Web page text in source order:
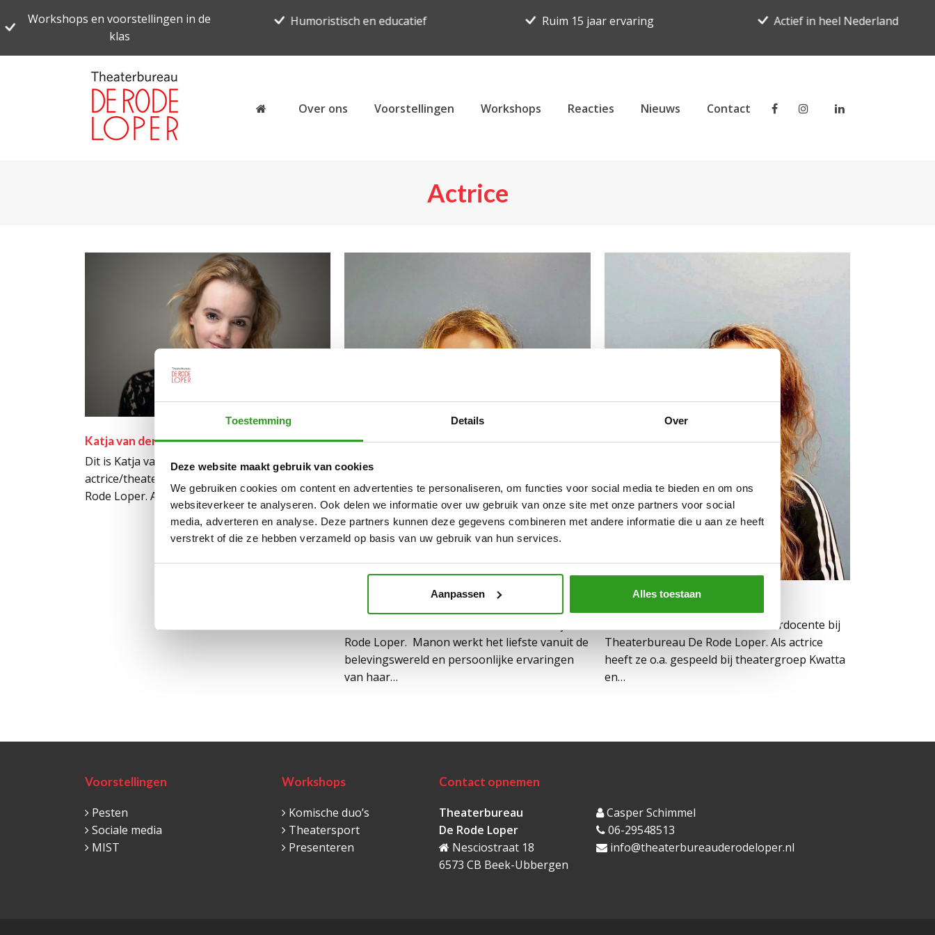
Toestemming Details Over
Deze website maakt gebruik van cookies
We gebruiken cookies om content en advertenties te personaliseren, om functies voor social media te bieden en om ons
websiteverkeer te analyseren. Ook delen we informatie over uw gebruik van onze site met onze partners voor social
media, adverteren en analyse. Deze partners kunnen deze gegevens combineren met andere informatie die u aan ze heeft
verstrekt of die ze hebben verzameld op basis van uw gebruik van hun services.
Aanpassen Alles toestaan
Workshops en voorstellingen in de
klas
Humoristisch en educatief Ruim 15 jaar ervaring Actief in heel Nederland
Over ons Voorstellingen Workshops Reacties Nieuws Contact
Actrice
Katja van der Does
Dit is Katja van der Does. Zij is
actrice/theaterdocent bij Theaterbureau De
Rode Loper. Als actrice heeft ze o.a. gespeeld…
Rode Loper. Manon werkt het liefste vanuit de
belevingswereld en persoonlijke ervaringen
van haar…
Britt van Tooren is actrice/theaterdocente bij
Theaterbureau De Rode Loper. Als actrice
heeft ze o.a. gespeeld bij theatergroep Kwatta
en…
Voorstellingen
Pesten
Sociale media
MIST
Workshops
Komische duo’s
Theatersport
Presenteren
Contact opnemen
Theaterbureau
De Rode Loper
Nesciostraat 18
6573 CB Beek-Ubbergen
Casper Schimmel
06-29548513
info@theaterbureauderodeloper.nl